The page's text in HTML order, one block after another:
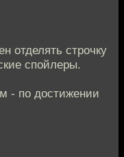
отделять строчку
спойлеры.
- по достижении